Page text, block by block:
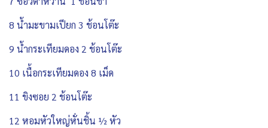
8 น้ำมะขามเปียก 3 ช้อนโต๊ะ
9 น้ำกระเทียมดอง 2 ช้อนโต๊ะ
10 เนื้อกระเทียมดอง 8 เม็ด
11 ขิงซอย 2 ช้อนโต๊ะ
12 หอมหัวใหญ่หั่นชิ้น ½ หัว